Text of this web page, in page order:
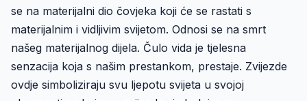
se na materijalni dio čovjeka koji će se rastati s
materijalnim i vidljivim svijetom. Odnosi se na smrt
našeg materijalnog dijela. Čulo vida je tjelesna
senzacija koja s našim prestankom, prestaje. Zvijezde
ovdje simboliziraju svu ljepotu svijeta u svojoj